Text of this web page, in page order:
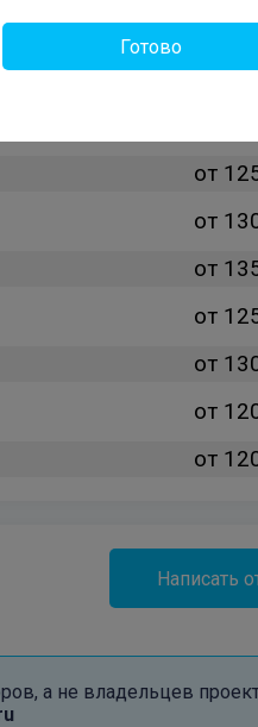
от
от
от
от
от
от
от
от
от
Написать
а не владельцев
Готово